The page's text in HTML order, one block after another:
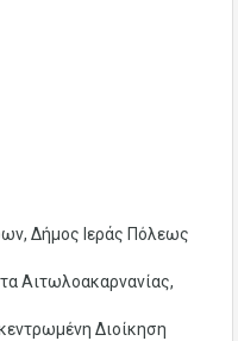
Δήμος Ιεράς Πόλεως
Αιτωλοακαρνανίας,
Διοίκηση